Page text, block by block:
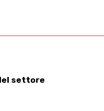
settore